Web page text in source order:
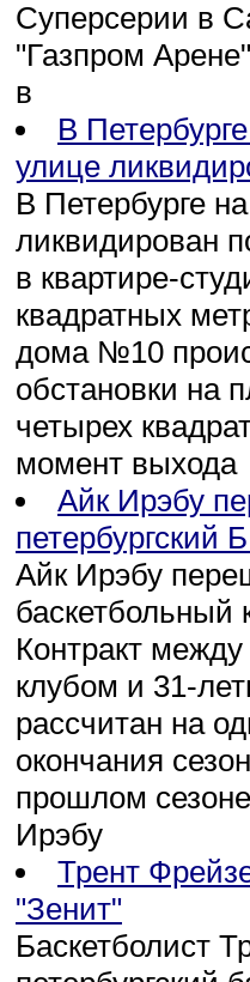
Суперсерии в
"Газпром
в
В
улице
В Петербурге
ликвидирован
в квартире-
квадратных
дома №10
обстановки на
четырех
момент выхода
Айк Ирэбу
петербургский
Айк Ирэбу
баскетбольный
Контракт между
клубом и 31-
рассчитан на
окончания
прошлом
Ирэбу
Трент
"Зенит"
Баскетболист